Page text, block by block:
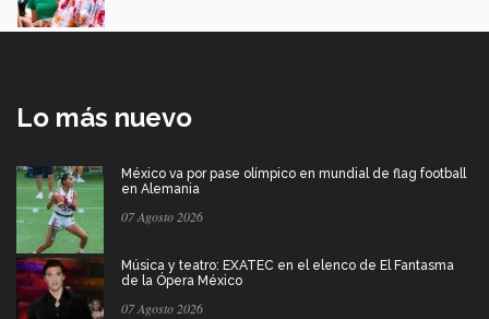
Lo más nuevo
México va por pase olímpico en mundial de flag football
en Alemania
07 Agosto 2026
Música y teatro: EXATEC en el elenco de El Fantasma
de la Ópera México
07 Agosto 2026